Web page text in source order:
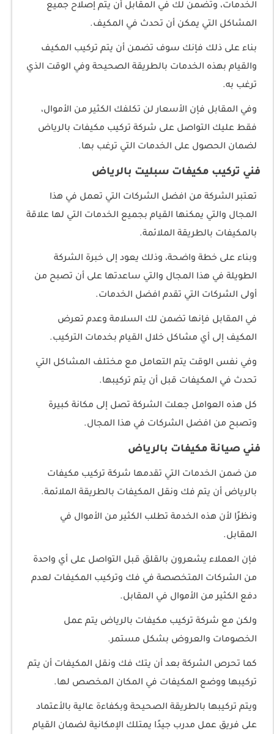
الخدمات، وتضمن لك في المقابل أن يتم إصلاح جميع
المشاكل التي يمكن أن تحدث في المكيف.
بناء على ذلك فإنك سوف تضمن أن يتم تركيب المكيف
والقيام بهذه الخدمات بالطريقة الصحيحة وفي الوقت الذي
ترغب به.
وفي المقابل فإن الأسعار لن تكلفك الكثير من الأموال،
فقط عليك التواصل على شركة تركيب مكيفات بالرياض
لضمان الحصول على الخدمات التي ترغب بها.
فني تركيب مكيفات سبليت بالرياض
تعتبر الشركة من افضل الشركات التي تعمل في هذا
المجال والتي يمكنها القيام بجميع الخدمات التي لها علاقة
بالمكيفات بالطريقة الملائمة.
وبناء على خطة واضحة، وذلك يعود إلى خبرة الشركة
الطويلة في هذا المجال والتي ساعدتها على أن تصبح من
أولى الشركات التي تقدم افضل الخدمات.
في المقابل فإنها تضمن لك السلامة وعدم تعرض
المكيف إلى أي مشاكل خلال القيام بخدمات التركيب.
وفي نفس الوقت يتم التعامل مع مختلف المشاكل التي
تحدث في المكيفات قبل أن يتم تركيبها.
كل هذه العوامل جعلت الشركة تصل إلى مكانة كبيرة
وتصبح من افضل الشركات في هذا المجال.
فني صيانة مكيفات بالرياض
من ضمن الخدمات التي تقدمها شركة تركيب مكيفات
بالرياض أن يتم فك ونقل المكيفات بالطريقة الملائمة.
ونظرًا لأن هذه الخدمة تطلب الكثير من الأموال في
المقابل.
فإن العملاء يشعرون بالقلق قبل التواصل على أي واحدة
من الشركات المتخصصة في فك وتركيب المكيفات لعدم
دفع الكثير من الأموال في المقابل.
ولكن مع شركة تركيب مكيفات بالرياض يتم عمل
الخصومات والعروض بشكل مستمر.
كما تحرص الشركة بعد أن يتك فك ونقل المكيفات أن يتم
تركيبها ووضع المكيفات في المكان المخصص لها.
ويتم تركيبها بالطريقة الصحيحة وبكفاءة عالية بالأعتماد
على فريق عمل مدرب جيدًا يمتلك الإمكانية لضمان القيام